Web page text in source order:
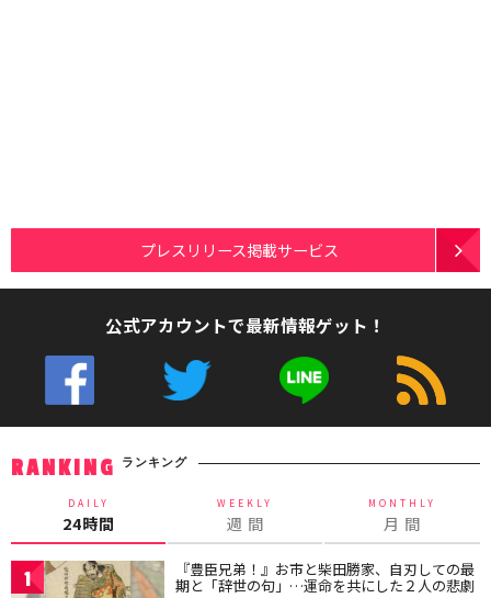
プレスリリース掲載サービス
公式アカウントで最新情報ゲット！
RANKING ランキング
DAILY
24時間
WEEKLY
週 間
MONTHLY
月 間
1 『豊臣兄弟！』お市と柴田勝家、自刃しての最
期と「辞世の句」…運命を共にした２人の悲劇